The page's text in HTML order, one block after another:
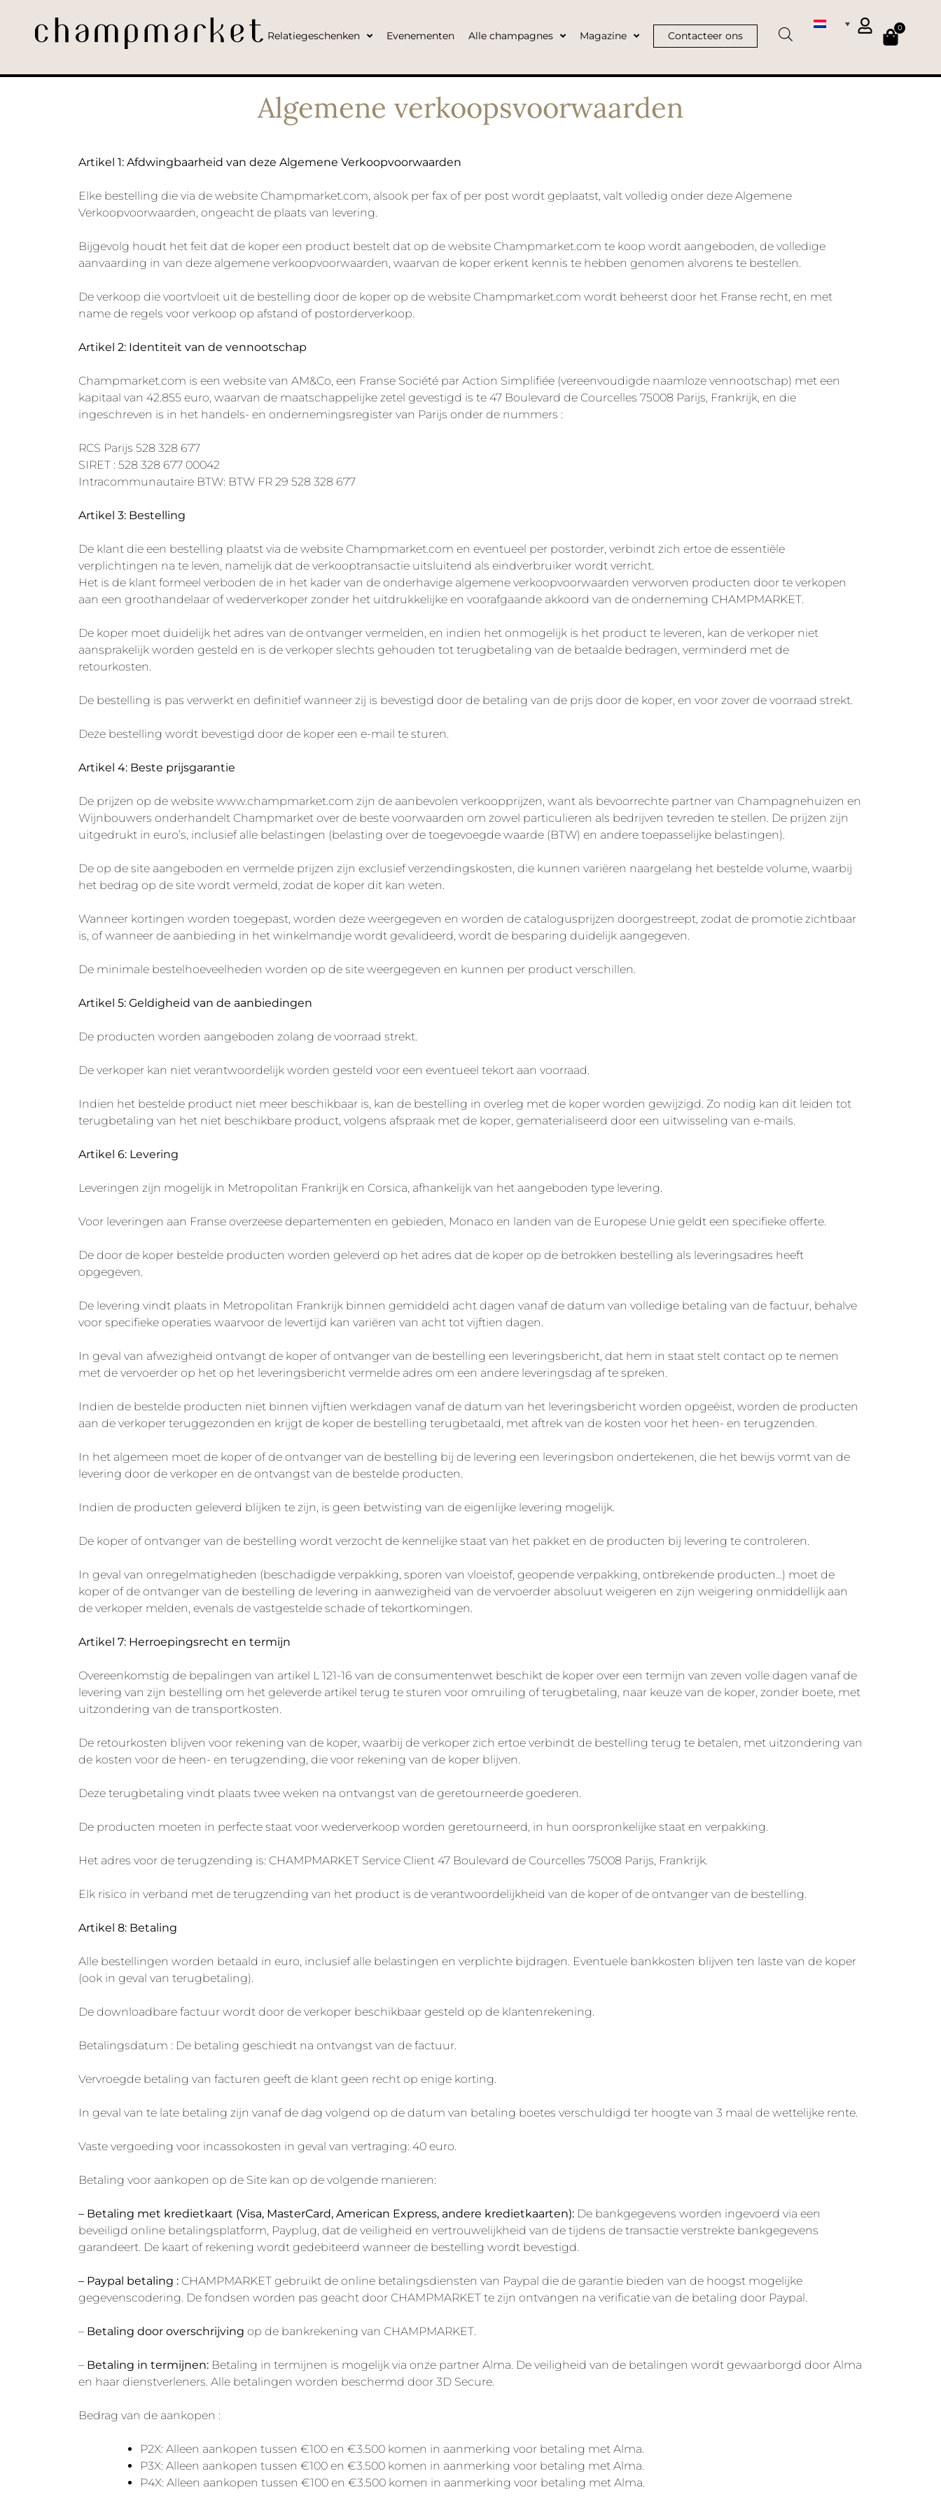
Relatiegeschenken Evenementen Alle champagnes Magazine Contacteer ons
0
Algemene verkoopsvoorwaarden
Artikel 1: Afdwingbaarheid van deze Algemene Verkoopvoorwaarden
Elke bestelling die via de website Champmarket.com, alsook per fax of per post wordt geplaatst, valt volledig onder deze Algemene
Verkoopvoorwaarden, ongeacht de plaats van levering.
Bijgevolg houdt het feit dat de koper een product bestelt dat op de website Champmarket.com te koop wordt aangeboden, de volledige
aanvaarding in van deze algemene verkoopvoorwaarden, waarvan de koper erkent kennis te hebben genomen alvorens te bestellen.
De verkoop die voortvloeit uit de bestelling door de koper op de website Champmarket.com wordt beheerst door het Franse recht, en met
name de regels voor verkoop op afstand of postorderverkoop.
Artikel 2: Identiteit van de vennootschap
Champmarket.com is een website van AM&Co, een Franse Société par Action Simplifiée (vereenvoudigde naamloze vennootschap) met een
kapitaal van 42.855 euro, waarvan de maatschappelijke zetel gevestigd is te 47 Boulevard de Courcelles 75008 Parijs, Frankrijk, en die
ingeschreven is in het handels- en ondernemingsregister van Parijs onder de nummers :
RCS Parijs 528 328 677
SIRET : 528 328 677 00042
Intracommunautaire BTW: BTW FR 29 528 328 677
Artikel 3: Bestelling
De klant die een bestelling plaatst via de website Champmarket.com en eventueel per postorder, verbindt zich ertoe de essentiële
verplichtingen na te leven, namelijk dat de verkooptransactie uitsluitend als eindverbruiker wordt verricht.
Het is de klant formeel verboden de in het kader van de onderhavige algemene verkoopvoorwaarden verworven producten door te verkopen
aan een groothandelaar of wederverkoper zonder het uitdrukkelijke en voorafgaande akkoord van de onderneming CHAMPMARKET.
De koper moet duidelijk het adres van de ontvanger vermelden, en indien het onmogelijk is het product te leveren, kan de verkoper niet
aansprakelijk worden gesteld en is de verkoper slechts gehouden tot terugbetaling van de betaalde bedragen, verminderd met de
retourkosten.
De bestelling is pas verwerkt en definitief wanneer zij is bevestigd door de betaling van de prijs door de koper, en voor zover de voorraad strekt.
Deze bestelling wordt bevestigd door de koper een e-mail te sturen.
Artikel 4: Beste prijsgarantie
De prijzen op de website www.champmarket.com zijn de aanbevolen verkoopprijzen, want als bevoorrechte partner van Champagnehuizen en
Wijnbouwers onderhandelt Champmarket over de beste voorwaarden om zowel particulieren als bedrijven tevreden te stellen. De prijzen zijn
uitgedrukt in euro’s, inclusief alle belastingen (belasting over de toegevoegde waarde (BTW) en andere toepasselijke belastingen).
De op de site aangeboden en vermelde prijzen zijn exclusief verzendingskosten, die kunnen variëren naargelang het bestelde volume, waarbij
het bedrag op de site wordt vermeld, zodat de koper dit kan weten.
Wanneer kortingen worden toegepast, worden deze weergegeven en worden de catalogusprijzen doorgestreept, zodat de promotie zichtbaar
is, of wanneer de aanbieding in het winkelmandje wordt gevalideerd, wordt de besparing duidelijk aangegeven.
De minimale bestelhoeveelheden worden op de site weergegeven en kunnen per product verschillen.
Artikel 5: Geldigheid van de aanbiedingen
De producten worden aangeboden zolang de voorraad strekt.
De verkoper kan niet verantwoordelijk worden gesteld voor een eventueel tekort aan voorraad.
Indien het bestelde product niet meer beschikbaar is, kan de bestelling in overleg met de koper worden gewijzigd. Zo nodig kan dit leiden tot
terugbetaling van het niet beschikbare product, volgens afspraak met de koper, gematerialiseerd door een uitwisseling van e-mails.
Artikel 6: Levering
Leveringen zijn mogelijk in Metropolitan Frankrijk en Corsica, afhankelijk van het aangeboden type levering.
Voor leveringen aan Franse overzeese departementen en gebieden, Monaco en landen van de Europese Unie geldt een specifieke offerte.
De door de koper bestelde producten worden geleverd op het adres dat de koper op de betrokken bestelling als leveringsadres heeft
opgegeven.
De levering vindt plaats in Metropolitan Frankrijk binnen gemiddeld acht dagen vanaf de datum van volledige betaling van de factuur, behalve
voor specifieke operaties waarvoor de levertijd kan variëren van acht tot vijftien dagen.
In geval van afwezigheid ontvangt de koper of ontvanger van de bestelling een leveringsbericht, dat hem in staat stelt contact op te nemen
met de vervoerder op het op het leveringsbericht vermelde adres om een andere leveringsdag af te spreken.
Indien de bestelde producten niet binnen vijftien werkdagen vanaf de datum van het leveringsbericht worden opgeëist, worden de producten
aan de verkoper teruggezonden en krijgt de koper de bestelling terugbetaald, met aftrek van de kosten voor het heen- en terugzenden.
In het algemeen moet de koper of de ontvanger van de bestelling bij de levering een leveringsbon ondertekenen, die het bewijs vormt van de
levering door de verkoper en de ontvangst van de bestelde producten.
Indien de producten geleverd blijken te zijn, is geen betwisting van de eigenlijke levering mogelijk.
De koper of ontvanger van de bestelling wordt verzocht de kennelijke staat van het pakket en de producten bij levering te controleren.
In geval van onregelmatigheden (beschadigde verpakking, sporen van vloeistof, geopende verpakking, ontbrekende producten…) moet de
koper of de ontvanger van de bestelling de levering in aanwezigheid van de vervoerder absoluut weigeren en zijn weigering onmiddellijk aan
de verkoper melden, evenals de vastgestelde schade of tekortkomingen.
Artikel 7: Herroepingsrecht en termijn
Overeenkomstig de bepalingen van artikel L 121-16 van de consumentenwet beschikt de koper over een termijn van zeven volle dagen vanaf de
levering van zijn bestelling om het geleverde artikel terug te sturen voor omruiling of terugbetaling, naar keuze van de koper, zonder boete, met
uitzondering van de transportkosten.
De retourkosten blijven voor rekening van de koper, waarbij de verkoper zich ertoe verbindt de bestelling terug te betalen, met uitzondering van
de kosten voor de heen- en terugzending, die voor rekening van de koper blijven.
Deze terugbetaling vindt plaats twee weken na ontvangst van de geretourneerde goederen.
De producten moeten in perfecte staat voor wederverkoop worden geretourneerd, in hun oorspronkelijke staat en verpakking.
Het adres voor de terugzending is: CHAMPMARKET Service Client 47 Boulevard de Courcelles 75008 Parijs, Frankrijk.
Elk risico in verband met de terugzending van het product is de verantwoordelijkheid van de koper of de ontvanger van de bestelling.
Artikel 8: Betaling
Alle bestellingen worden betaald in euro, inclusief alle belastingen en verplichte bijdragen. Eventuele bankkosten blijven ten laste van de koper
(ook in geval van terugbetaling).
De downloadbare factuur wordt door de verkoper beschikbaar gesteld op de klantenrekening.
Betalingsdatum : De betaling geschiedt na ontvangst van de factuur.
Vervroegde betaling van facturen geeft de klant geen recht op enige korting.
In geval van te late betaling zijn vanaf de dag volgend op de datum van betaling boetes verschuldigd ter hoogte van 3 maal de wettelijke rente.
Vaste vergoeding voor incassokosten in geval van vertraging: 40 euro.
Betaling voor aankopen op de Site kan op de volgende manieren:
– Betaling met kredietkaart (Visa, MasterCard, American Express, andere kredietkaarten): De bankgegevens worden ingevoerd via een
beveiligd online betalingsplatform, Payplug, dat de veiligheid en vertrouwelijkheid van de tijdens de transactie verstrekte bankgegevens
garandeert. De kaart of rekening wordt gedebiteerd wanneer de bestelling wordt bevestigd.
– Paypal betaling : CHAMPMARKET gebruikt de online betalingsdiensten van Paypal die de garantie bieden van de hoogst mogelijke
gegevenscodering. De fondsen worden pas geacht door CHAMPMARKET te zijn ontvangen na verificatie van de betaling door Paypal.
– Betaling door overschrijving op de bankrekening van CHAMPMARKET.
– Betaling in termijnen: Betaling in termijnen is mogelijk via onze partner Alma. De veiligheid van de betalingen wordt gewaarborgd door Alma
en haar dienstverleners. Alle betalingen worden beschermd door 3D Secure.
Bedrag van de aankopen :
P2X: Alleen aankopen tussen €100 en €3.500 komen in aanmerking voor betaling met Alma.
P3X: Alleen aankopen tussen €100 en €3.500 komen in aanmerking voor betaling met Alma.
P4X: Alleen aankopen tussen €100 en €3.500 komen in aanmerking voor betaling met Alma.